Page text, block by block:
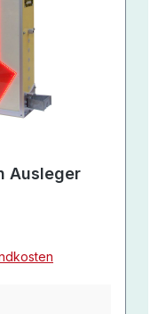
Ausleger